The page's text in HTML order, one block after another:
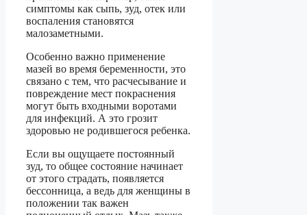
симптомы как сыпь, зуд, отек или
воспаления становятся
малозаметными.
Особенно важно применение
мазей во время беременности, это
связано с тем, что расчесывание и
повреждение мест покраснения
могут быть входными воротами
для инфекций. А это грозит
здоровью не родившегося ребенка.
Если вы ощущаете постоянный
зуд, то общее состояние начинает
от этого страдать, появляется
бессонница, а ведь для женщины в
положении так важен